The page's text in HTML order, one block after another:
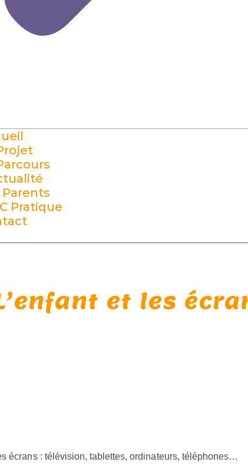
Parents
Pratique
et les
écrans : télévision, tablettes, ordinateurs, téléphones…